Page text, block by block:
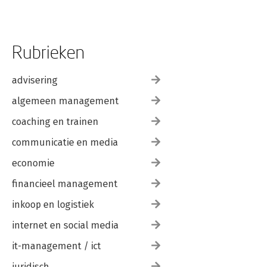
Rubrieken
advisering
algemeen management
coaching en trainen
communicatie en media
economie
financieel management
inkoop en logistiek
internet en social media
it-management / ict